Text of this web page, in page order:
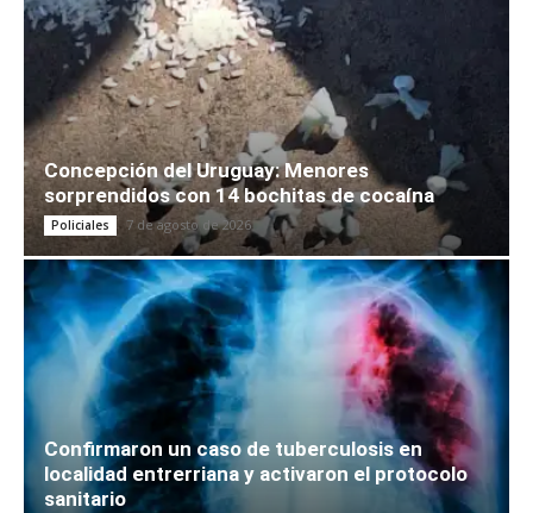
Concepción del Uruguay: Menores
sorprendidos con 14 bochitas de cocaína
Policiales 7 de agosto de 2026
Confirmaron un caso de tuberculosis en
localidad entrerriana y activaron el protocolo
sanitario